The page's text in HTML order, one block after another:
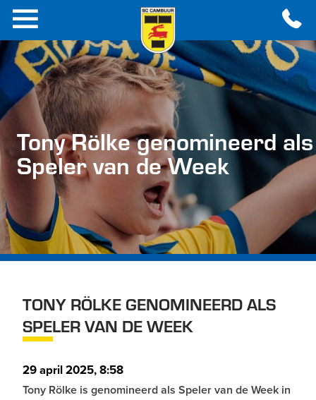
Tony Rölke genomineerd als
Speler van de Week
TONY RÖLKE GENOMINEERD ALS
SPELER VAN DE WEEK
29 april 2025, 8:58
Tony Rölke is genomineerd als Speler van de Week in